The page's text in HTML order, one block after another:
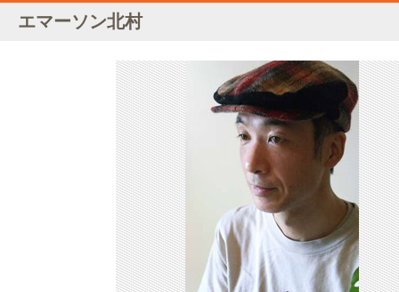
エマーソン北村